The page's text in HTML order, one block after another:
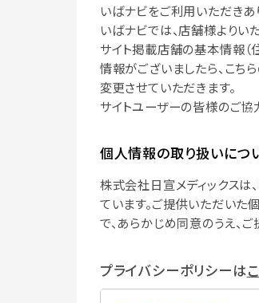
いばナビをご利用いただきあ
いばナビでは、店舗様よりい
サイト掲載店舗の基本情報（
情報がございましたら、こち
変更させていただきます。
サイトユーザーの皆様のご協
個人情報の取り扱いにつ
株式会社日宣メディックスは
ています。ご提供いただいた
で、あらかじめ同意のうえ、
プライバシーポリシーは